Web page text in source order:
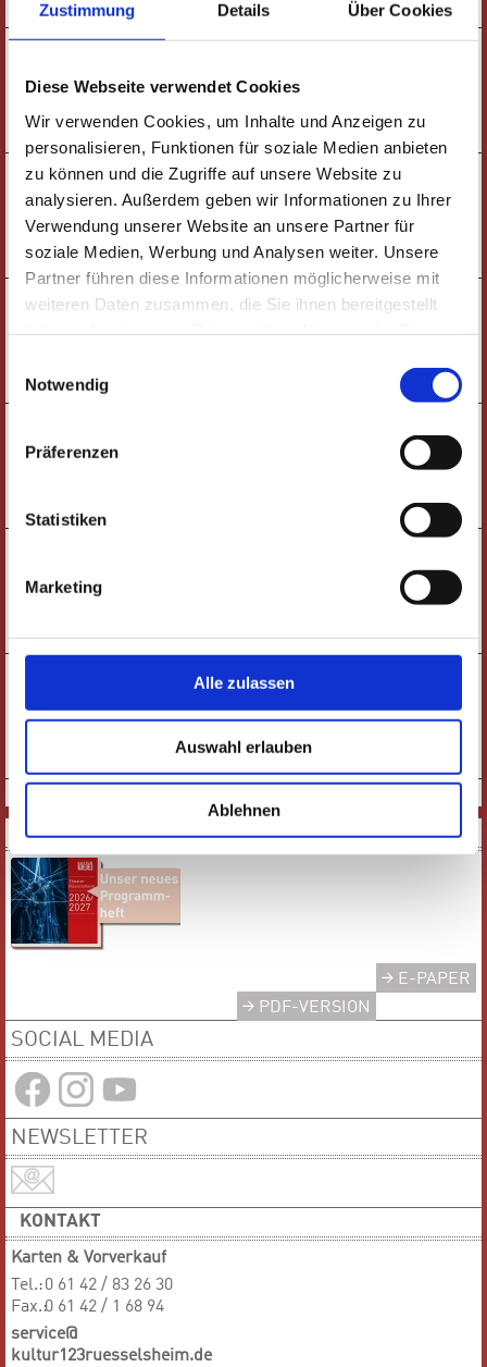
Zustimmung Details Über Cookies
Diese Webseite verwendet Cookies
Wir verwenden Cookies, um Inhalte und Anzeigen zu
personalisieren, Funktionen für soziale Medien anbieten
zu können und die Zugriffe auf unsere Website zu
analysieren. Außerdem geben wir Informationen zu Ihrer
Verwendung unserer Website an unsere Partner für
soziale Medien, Werbung und Analysen weiter. Unsere
Partner führen diese Informationen möglicherweise mit
weiteren Daten zusammen, die Sie ihnen bereitgestellt
Datenschutzhinweise
Notwendig
Präferenzen
Statistiken
Marketing
Alle zulassen
Auswahl erlauben
Ablehnen
HUNDEERZIEHUNG MIT HOLGER SCHÜLER
TICKETS
SONNTAG
18.10.
16:00 UHR
GITARRENKLÄNGE AM NACHMITTAG
TICKETS
DIENSTAG
18:00 UHR
FÜHRUNG |
BLICK HINTER DIE KULISSEN
TICKETS
23.10.
CIAO, BELLA, CIAO!
RABIH ABOU-KHALIL GROUP
HERBSTLICHE OPERNNACHT
DOWNLOADS
E-PAPER
PDF-VERSION
SOCIAL MEDIA
NEWSLETTER
KONTAKT
Karten & Vorverkauf
Tel.:0 61 42 / 83 26 30
Fax.:0 61 42 / 1 68 94
service@
kultur123ruesselsheim.de